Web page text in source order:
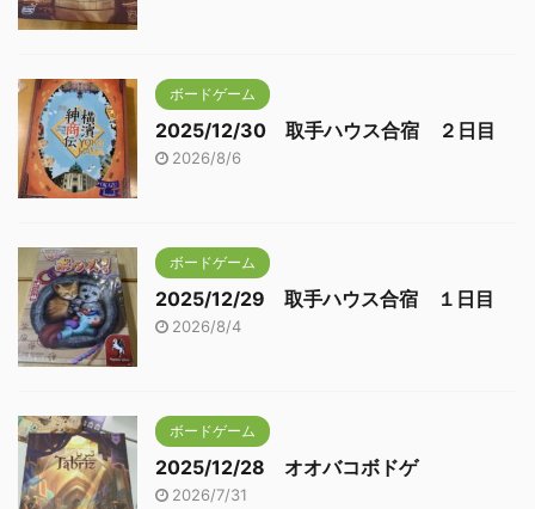
ボードゲーム
2025/12/30 取手ハウス合宿 ２日目
2026/8/6
ボードゲーム
2025/12/29 取手ハウス合宿 １日目
2026/8/4
ボードゲーム
2025/12/28 オオバコボドゲ
2026/7/31